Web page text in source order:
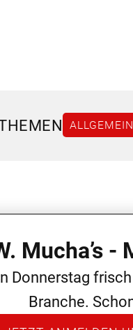
ALLGEMEIN
Mucha’s
Donnerstag
Branche.